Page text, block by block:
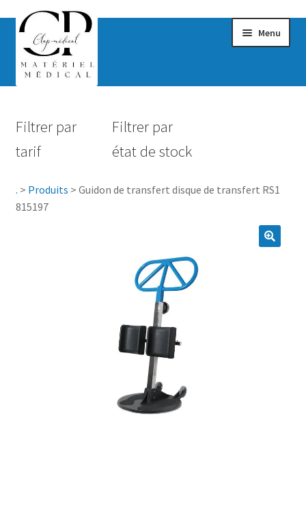
Menu
Hygiène
Accessoires Salle de bain
Filtrer par
tarif
Filtrer par
état de stock
. > Produits > Guidon de transfert disque de transfert RS1
815197